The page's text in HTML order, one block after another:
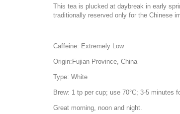
This tea is plucked at daybreak in early
traditionally reserved only for the Chinese
Caffeine: Extremely Low
Origin: Fujian Province, China
Type: White
Brew: 1 tp per cup; use 70°C; 3-5 minutes
Great morning, noon and night.